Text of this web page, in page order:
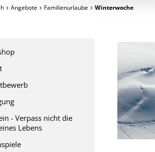
Angebote Familienurlaube Winterwoche
- Verpass nicht die
Lebens